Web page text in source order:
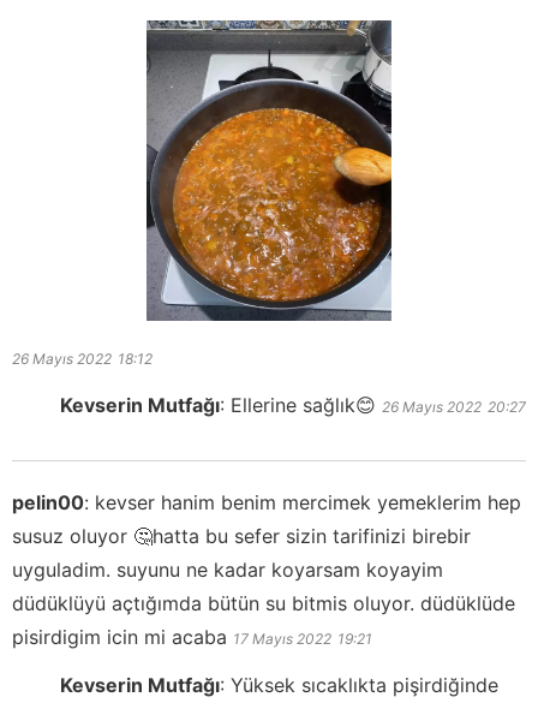
26 Mayıs 2022 18:12
Kevserin Mutfağı: Ellerine sağlık😊 26 Mayıs 2022 20:27
pelin00: kevser hanim benim mercimek yemeklerim hep
susuz oluyor 🤔hatta bu sefer sizin tarifinizi birebir
uyguladim. suyunu ne kadar koyarsam koyayim
düdüklüyü açtığımda bütün su bitmis oluyor. düdüklüde
pisirdigim icin mi acaba 17 Mayıs 2022 19:21
Kevserin Mutfağı: Yüksek sıcaklıkta pişirdiğinde